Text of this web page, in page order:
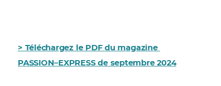
> Téléchargez le PDF du magazine
PASSION−EXPRESS de septembre 2024